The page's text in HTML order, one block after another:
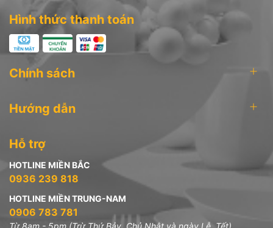
Hotline: 0936 239 818
Hình thức thanh toán
Chính sách
Hướng dẫn
Hỗ trợ
HOTLINE MIỀN BẮC
0936 239 818
HOTLINE MIỀN TRUNG-NAM
0906 783 781
Từ 8am - 5pm (Trừ Thứ Bảy, Chủ Nhật và ngày Lễ, Tết)